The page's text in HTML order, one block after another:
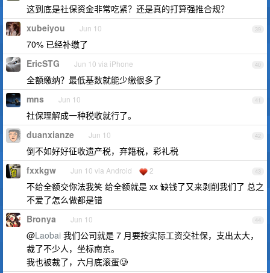
这到底是社保资金非常吃紧？还是真的打算强推合规？
39
xubeiyou Jun 10
70% 已经补缴了
40
EricSTG Jun 10 via iPhone
全额缴纳？最低基数就能少缴很多了
41
mns Jun 10
社保理解成一种税收就行了。
42
duanxianze Jun 10
倒不如好好征收遗产税，弃籍税，彩礼税
43
fxxkgw Jun 10 via Android 2
不给全额交你法我笑 给全额就是 xx 缺钱了又来剥削我们了 总之
不爱了怎么做都是错
44
Bronya Jun 10
@Laobai 我们公司就是 7 月要按实际工资交社保，支出太大，
裁了不少人，坐标南京。
我也被裁了，六月底滚蛋🥲